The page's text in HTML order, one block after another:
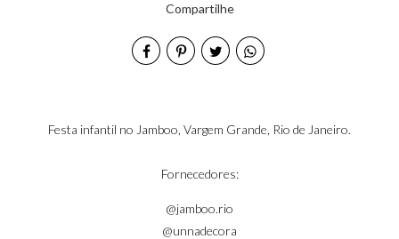
anos do
Noah
Compartilhe
Festa infantil no Jamboo, Vargem Grande, Rio de Janeiro.
Fornecedores:
@jamboo.rio
@unnadecora